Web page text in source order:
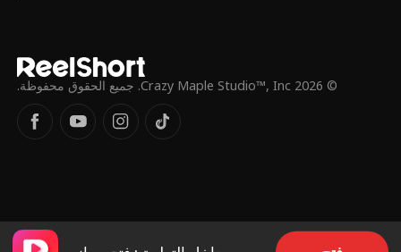
© 2026 Crazy Maple Studio™, Inc. جميع الحقوق محفوظة.